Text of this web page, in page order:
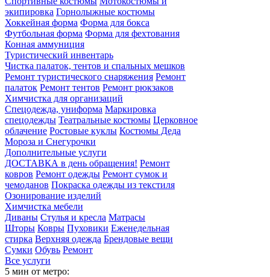
экипировка Горнолыжные костюмы
Хоккейная форма Форма для бокса
Футбольная форма Форма для фехтования
Конная аммуниция
Туристический инвентарь
Чистка палаток, тентов и спальных мешков
Ремонт туристического снаряжения Ремонт
палаток Ремонт тентов Ремонт рюкзаков
Химчистка для организаций
Спецодежда, униформа Маркировка
спецодежды Театральные костюмы Церковное
облачение Ростовые куклы Костюмы Деда
Мороза и Снегурочки
Дополнительные услуги
ДОСТАВКА в день обращения! Ремонт
ковров Ремонт одежды Ремонт сумок и
чемоданов Покраска одежды из текстиля
Озонирование изделий
Химчистка мебели
Диваны Стулья и кресла Матрасы
Шторы Ковры Пуховики Еженедельная
стирка Верхняя одежда Брендовые вещи
Сумки Обувь Ремонт
Все услуги
5 мин от метро: